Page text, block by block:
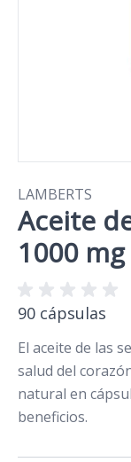
LAMBERTS
Aceite
1000 mg
90 cápsulas
El aceite de las
salud del
natural en
beneficios.